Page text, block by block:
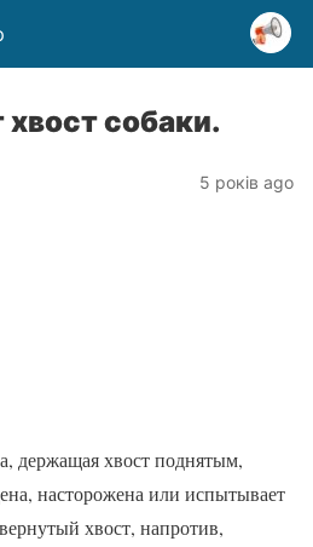
собаки.
5 років ago
держащая хвост поднятым,
насторожена или испытывает
хвост, напротив,